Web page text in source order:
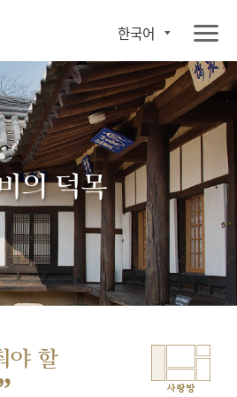
한국어
의 덕목
야 할
사랑방